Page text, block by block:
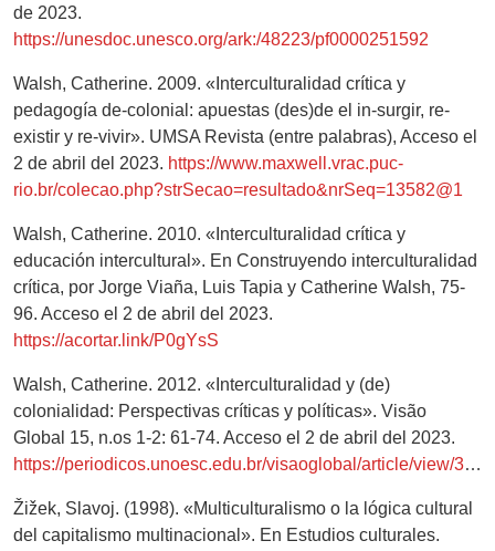
de 2023.
https://unesdoc.unesco.org/ark:/48223/pf0000251592
Walsh, Catherine. 2009. «Interculturalidad crítica y
pedagogía de-colonial: apuestas (des)de el in-surgir, re-
existir y re-vivir». UMSA Revista (entre palabras), Acceso el
2 de abril del 2023. https://www.maxwell.vrac.puc-
rio.br/colecao.php?strSecao=resultado&nrSeq=13582@1
Walsh, Catherine. 2010. «Interculturalidad crítica y
educación intercultural». En Construyendo interculturalidad
crítica, por Jorge Viaña, Luis Tapia y Catherine Walsh, 75-
96. Acceso el 2 de abril del 2023.
https://acortar.link/P0gYsS
Walsh, Catherine. 2012. «Interculturalidad y (de)
colonialidad: Perspectivas críticas y políticas». Visão
Global 15, n.os 1-2: 61-74. Acceso el 2 de abril del 2023.
https://periodicos.unoesc.edu.br/visaoglobal/article/view/3412
Žižek, Slavoj. (1998). «Multiculturalismo o la lógica cultural
del capitalismo multinacional». En Estudios culturales.